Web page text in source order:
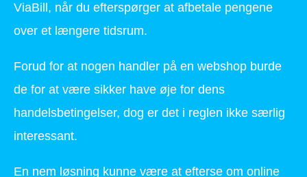
ViaBill, når du efterspørger at afbetale pengene
over et længere tidsrum.
Forud for at nogen handler på en webshop burde
de for at være sikker have øje for dens
handelsbetingelser, dog er det i reglen ikke særlig
interessant.
En nem løsning kunne være at efterse om online